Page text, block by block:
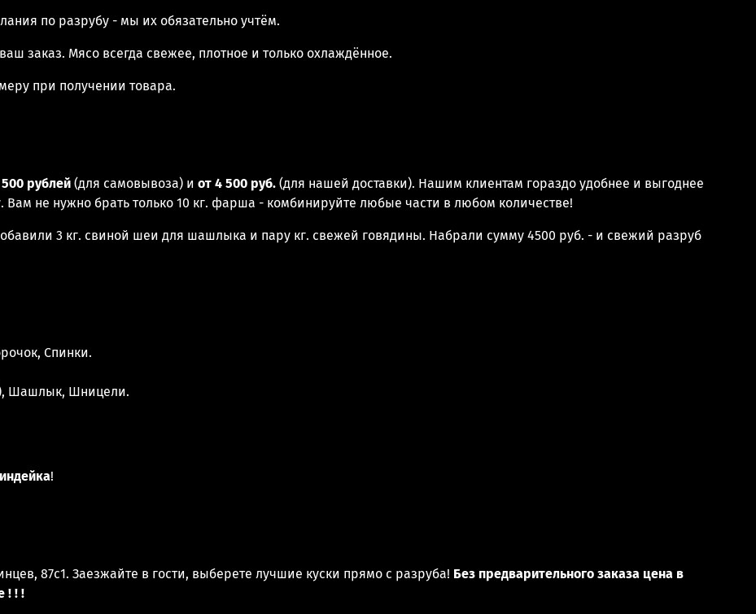
по разрубу - мы их обязательно учтём.
заказ. Мясо всегда свежее, плотное и только охлаждённое.
при получении товара.
500 рублей (для самовывоза) и от 4 500 руб. (для нашей доставки). Нашим клиентам гораздо удобнее и выгоднее
Вам не нужно брать только 10 кг. фарша - комбинируйте любые части в любом количестве!
3 кг. свиной шеи для шашлыка и пару кг. свежей говядины. Набрали сумму 4500 руб. - и свежий разруб
Спинки.
Шашлык, Шницели.
!
87с1. Заезжайте в гости, выберете лучшие куски прямо с разруба! Без предварительного заказа цена в
! ! !